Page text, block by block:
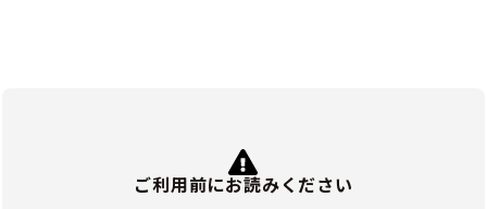
ご利用前にお読みください